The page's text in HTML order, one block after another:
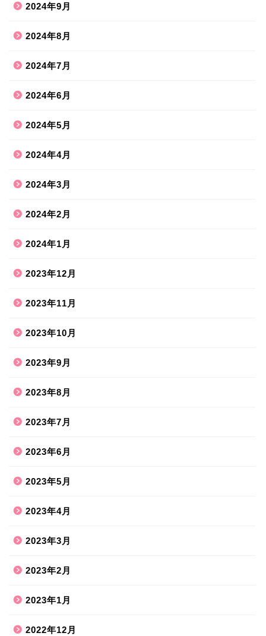
2024年9月
2024年8月
2024年7月
2024年6月
2024年5月
2024年4月
2024年3月
2024年2月
2024年1月
2023年12月
2023年11月
2023年10月
2023年9月
2023年8月
2023年7月
2023年6月
2023年5月
2023年4月
2023年3月
2023年2月
2023年1月
2022年12月